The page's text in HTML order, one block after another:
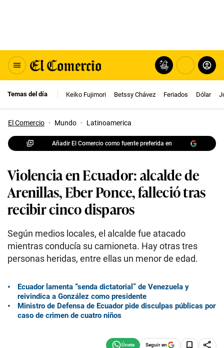
Temas del día Keiko Fujimori Betssy Chávez Feriados Dólar
El Comercio · Mundo · Latinoamerica
Añadir El Comercio como fuente preferida en
Violencia en Ecuador: alcalde de
Arenillas, Eber Ponce, falleció tras
recibir cinco disparos
Según medios locales, el alcalde fue atacado
mientras conducía su camioneta. Hay otras tres
personas heridas, entre ellas un menor de edad.
Ecuador lamenta “senda dictatorial” de Venezuela y
reivindica a González como presidente
Ministro de Defensa de Ecuador pide disculpas públicas por
caso de crimen de cuatro niños
Seguir en